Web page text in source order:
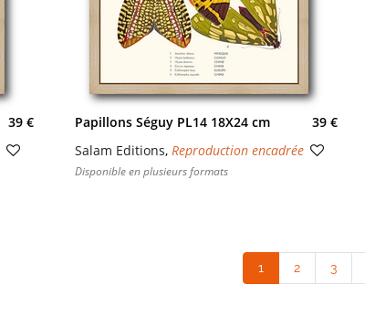
39 €
Papillons Séguy PL14 18X24 cm
39 €
Salam Editions, Reproduction encadrée
Disponible en plusieurs formats
1 (current)
2 3